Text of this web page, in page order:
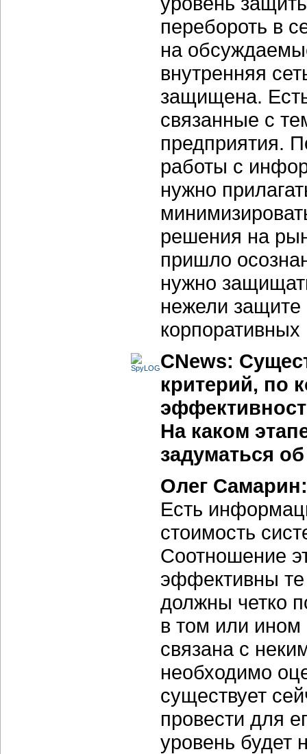
перебороть в
на
внутренняя
защищена.
связанные с
предприятия.
работы с
нужно
решения на
пришло
нужно
нежели защите
CNews:
критерий, по
На каком
задуматься
Олег Самарин:
Есть
стоимость
Соотношение
эффективны
должны четко
в том или ином
связана с
необходимо
существует
провести для
уровень